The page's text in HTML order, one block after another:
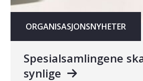
ORGANISASJONSNYHETER
Spesialsamlingene
synlige